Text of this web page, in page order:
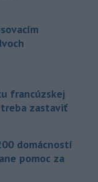
francúzskej
zastaviť
domácností
pomoc za